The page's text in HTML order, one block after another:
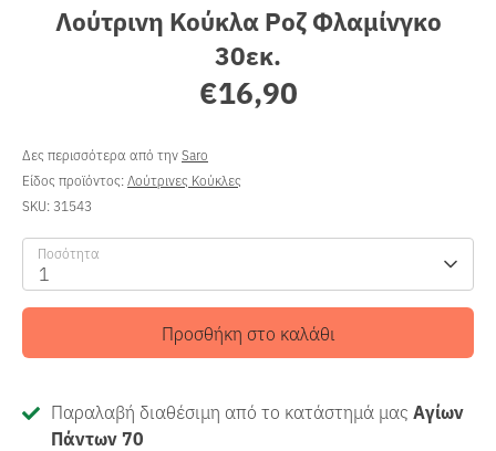
Λούτρινη Κούκλα Ροζ Φλαμίνγκο
30εκ.
€16,90
Δες περισσότερα από τηνSaro
Είδος προϊόντος:Λούτρινες Κούκλες
SKU: 31543
Ποσότητα
1
Προσθήκη στο καλάθι
Παραλαβή διαθέσιμη από το κατάστημά μας Αγίων
Πάντων 70